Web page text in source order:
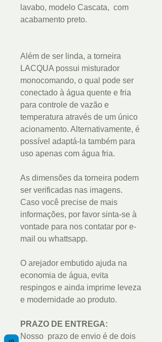
lavabo, modelo Cascata, com
acabamento preto.
Além de ser linda, a torneira
LACQUA possui misturador
monocomando, o qual pode ser
conectado à água quente e fria
para controle de vazão e
temperatura através de um único
acionamento. Alternativamente, é
possível adaptá-la também para
uso apenas com água fria.
As dimensões da torneira podem
ser verificadas nas imagens.
Caso você precise de mais
informações, por favor sinta-se à
vontade para nos contatar por e-
mail ou whattsapp.
O arejador embutido ajuda na
economia de água, evita
respingos e ainda imprime leveza
e modernidade ao produto.
PRAZO DE ENTREGA:
Nosso prazo de envio é de dois